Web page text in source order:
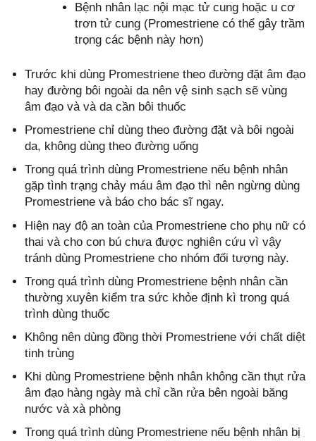
Bệnh nhân lạc nội mạc tử cung hoặc u cơ
trơn tử cung (Promestriene có thể gây trầm
trọng các bệnh này hơn)
Trước khi dùng Promestriene theo đường đặt âm đạo
hay đường bôi ngoài da nên vệ sinh sạch sẽ vùng
âm đạo và và da cần bôi thuốc
Promestriene chỉ dùng theo đường đặt và bôi ngoài
da, không dùng theo đường uống
Trong quá trình dùng Promestriene nếu bệnh nhân
gặp tình trạng chảy máu âm đạo thì nên ngừng dùng
Promestriene và báo cho bác sĩ ngay.
Hiện nay độ an toàn của Promestriene cho phụ nữ có
thai và cho con bú chưa được nghiên cứu vì vậy
tránh dùng Promestriene cho nhóm đối tượng này.
Trong quá trình dùng Promestriene bệnh nhân cần
thường xuyên kiểm tra sức khỏe định kì trong quá
trình dùng thuốc
Không nên dùng đồng thời Promestriene với chất diệt
tinh trùng
Khi dùng Promestriene bệnh nhân không cần thụt rửa
âm đạo hàng ngày mà chỉ cần rửa bên ngoài băng
nước và xà phòng
Trong quá trình dùng Promestriene nếu bệnh nhân bị